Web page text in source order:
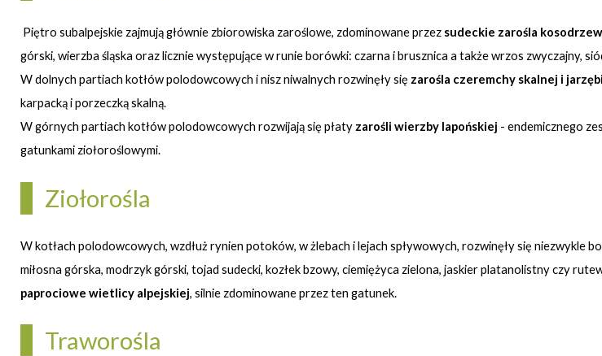
Piętro subalpejskie zajmują głównie zbiorowiska zaroślowe, zdominowane przez sudeckie zarośla
górski, wierzba śląska oraz licznie występujące w runie borówki: czarna i brusznica a także wrzos zwyczajny,
W dolnych partiach kotłów polodowcowych i nisz niwalnych rozwinęły się zarośla czeremchy skalnej i
karpacką i porzeczką skalną.
W górnych partiach kotłów polodowcowych rozwijają się płaty zarośli wierzby lapońskiej - endemicznego
gatunkami ziołoroślowymi.
Ziołorośla
W kotłach polodowcowych, wzdłuż rynien potoków, w żlebach i lejach spływowych, rozwinęły się niezwykle
miłosna górska, modrzyk górski, tojad sudecki, kozłek bzowy, ciemiężyca zielona, jaskier platanolistny czy
paprociowe wietlicy alpejskiej, silnie zdominowane przez ten gatunek.
Traworośla